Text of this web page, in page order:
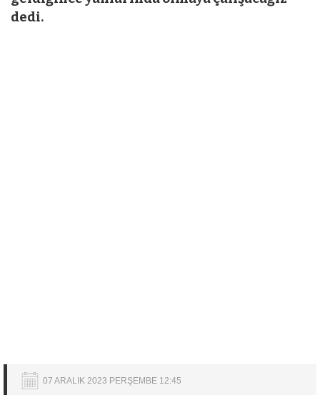
dedi.
07 ARALIK 2023 PERŞEMBE 12:45